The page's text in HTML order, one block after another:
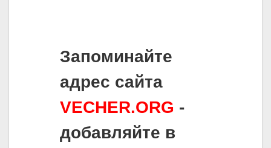
Запоминайте
адрес сайта
VECHER.ORG -
добавляйте в